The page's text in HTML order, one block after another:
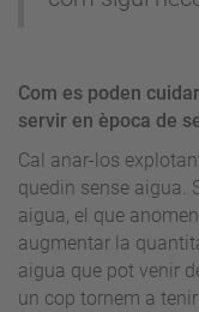
Com es poden
servir en època de
Cal anar-los
quedin sense aigua.
aigua, el que
augmentar la
aigua que pot venir
un cop tornem a